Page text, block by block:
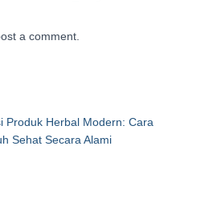
a comment.
Produk Herbal Modern: Cara
Sehat Secara Alami